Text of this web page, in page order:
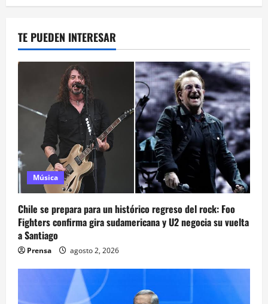
TE PUEDEN INTERESAR
Música
Chile se prepara para un histórico regreso del rock: Foo
Fighters confirma gira sudamericana y U2 negocia su vuelta
a Santiago
Prensa agosto 2, 2026